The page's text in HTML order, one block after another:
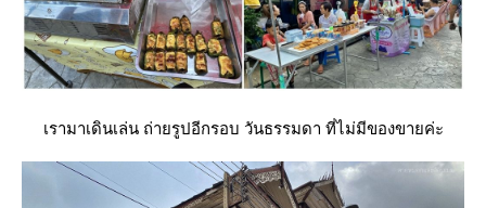
เรามาเดินเล่น ถ่ายรูปอีกรอบ วันธรรมดา ที่ไม่มีของขายค่ะ